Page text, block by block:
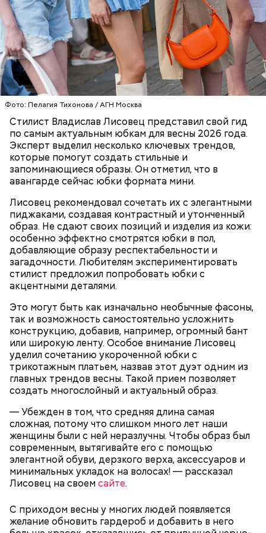
Фото: Пелагия Тихонова / АГН Москва
Стилист Владислав Лисовец представил свой гид
по самым актуальным юбкам для весны 2026 года.
Эксперт выделил несколько ключевых трендов,
которые помогут создать стильные и
запоминающиеся образы. Он отметил, что в
авангарде сейчас юбки формата мини.
Лисовец рекомендовал сочетать их с элегантными
пиджаками, создавая контрастный и утонченный
образ. Не сдают своих позиций и изделия из кожи:
особенно эффектно смотрятся юбки в пол,
добавляющие образу респектабельности и
загадочности. Любителям экспериментировать
стилист предложил попробовать юбки с
акцентными деталями.
Это могут быть как изначально необычные фасоны,
так и возможность самостоятельно усложнить
конструкцию, добавив, например, огромный бант
или широкую ленту. Особое внимание Лисовец
уделил сочетанию укороченной юбки с
трикотажным платьем, назвав этот дуэт одним из
главных трендов весны. Такой прием позволяет
создать многослойный и актуальный образ.
— Убежден в том, что средняя длина самая
сложная, потому что слишком много лет наши
женщины были с ней неразлучны. Чтобы образ был
современным, вытягивайте его с помощью
элегантной обуви, дерзкого верха, аксессуаров и
минимальных укладок на волосах! — рассказал
Лисовец на своемсайте.
С приходом весны у многих людей появляется
желание обновить гардероб и добавить в него
День малины со сливками
День малины со сливками отмечается в США в
честь вкусового сочетания этой ягоды со сливками.
В этот праздник люди едят не только малину со
сливками, но и другие десерты на основе этих
двух ингредиентов. Их можно купить в магазине
или сделать самостоятельно вместе со своими
родными и близкими.
кабачок;
брынза;
растительное масло;
помидоры черри либо грунтовые.
— Кабачки нужно натереть длинными слайсами
(это можно сделать на специальной терке),
похожими на спагетти, и уложить в противень.
Дальше нужно добавить немного растительного
масла, соль, а сверху бросить хаотично
порезанную брынзу. Затем добавляются помидоры
черри или грунтовые, — рассказал шеф-повар.
беременным, кормящим женщинам;
людям с ослабленной иммунной системой;
пожилым;
детям.
— Там может содержаться огромное количество
нитратов, которое вызовет головокружение,
гипоксию и ухудшение физического состояния, —
предостерегла Соломатина.
Также не нужно есть дыню до корки, потому что
именно там скапливаются нитраты. И важно
тщательно ее мыть, чтобы не отравиться, добавила
собеседница «ВМ».